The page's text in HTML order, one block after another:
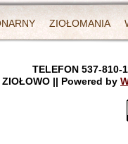
ZIOŁOMANIA
TELEFON 537-810-
ZIOŁOWO || Powered by